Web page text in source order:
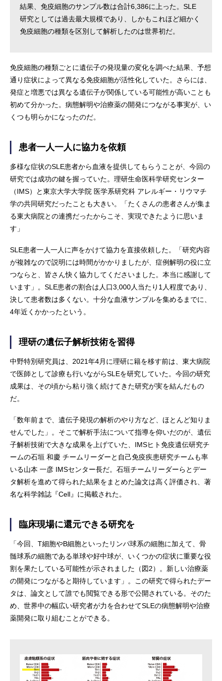
結果、免疫細胞のサンプル数は合計6,386に上った。SLE
研究としては過去最大規模であり、しかもこれほど細かく
免疫細胞の種類を区別して解析したのは世界初だ。
免疫細胞の種類ごとに遺伝子の発現量の変化を調べた結果、予想
通り症状によって異なる免疫細胞が活性化していた。さらには、
発症と増悪では異なる遺伝子が関係している可能性が高いことも
初めて分かった。病態解明や治療薬の開発につながる事実が、い
くつも明らかになったのだ。
患者一人一人に協力を依頼
多様な症状のSLE患者から血液を提供してもらうことが、今回の
研究では成功の鍵を握っていた。理研生命医科学研究センター
（IMS）と東京大学大学院 医学系研究科 アレルギー・リウマチ
学の共同研究だったことも大きい。「たくさんの患者さんが集ま
る東大病院との連携だったからこそ、実現できたように思いま
す」
SLE患者一人一人に声をかけて協力を直接依頼した。「研究内容
が複雑なので説明には時間がかかりましたが、症例解明の役に立
つならと、皆さん快く協力してくださいました。本当に感謝して
います」。SLE患者の割合は人口3,000人当たり1人程度であり、
決して患者数は多くない。十分な血液サンプルを集めるまでに、
4年近くかかったという。
理研の遺伝子解析技術を習得
中野特別研究員は、2021年4月に理研に籍を移す前は、東大病院
で医師として診療も行いながらSLEを研究していた。今回の研究
成果は、その頃から粘り強く続けてきた研究が実を結んだもの
だ。
「数年前まで、遺伝子発現の解析のやり方など、ほとんど知りま
せんでした」。そこで解析手法について指導を仰いだのが、遺伝
子解析技術で大きな成果を上げていた、IMSヒト免疫遺伝研究チ
ームの石垣 和慶 チームリーダーと自己免疫疾患研究チームも率
いる山本 一彦 IMSセンター長だ。石垣チームリーダーらとデー
タ解析を進めて得られた結果をまとめた論文は高く評価され、著
名な科学雑誌『Cell』に掲載された。
臨床現場に還元できる研究を
「今回、T細胞やB細胞といったリンパ球系の細胞に加えて、骨
髄球系の細胞である単球や好中球が、いくつかの症状に重要な役
割を果たしている可能性が示されました（図2）。新しい治療薬
の開発につながると期待しています」。この研究で得られたデー
タは、論文として誰でも閲覧できる形で公開されている。そのた
め、世界中の幅広い研究者が力を合わせてSLEの病態解明や治療
薬開発に取り組むことができる。